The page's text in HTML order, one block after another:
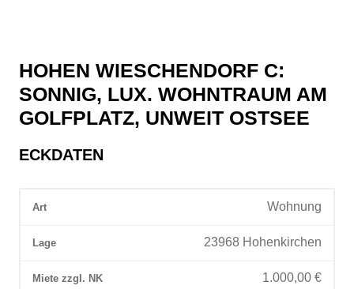
Flur
unten
Detail
Balkon
©
BAD
©
HOHEN WIESCHENDORF C:
SONNIG, LUX. WOHNTRAUM AM
GOLFPLATZ, UNWEIT OSTSEE
ECKDATEN
Art Wohnung
Lage 23968 Hohenkirchen
Miete zzgl. NK 1.000,00 €